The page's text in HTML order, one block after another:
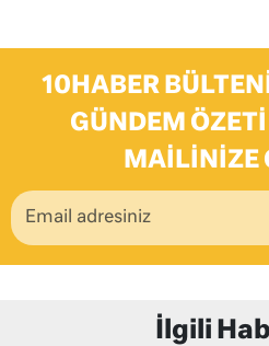
10HABER
GÜNDEM
MAILINIZE
İlgili